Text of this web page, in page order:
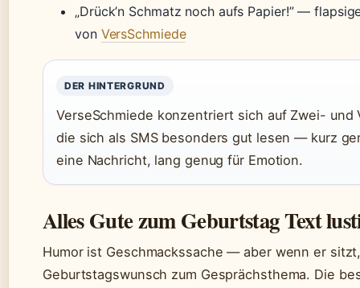
„Drück’n Schmatz noch aufs Papier!” —
von VersSchmiede
DER HINTERGRUND
VerseSchmiede konzentriert sich auf Zwei- und
die sich als SMS besonders gut lesen — kurz
eine Nachricht, lang genug für Emotion.
Alles Gute zum Geburtstag Text
Humor ist Geschmackssache — aber wenn er
Geburtstagswunsch zum Gesprächsthema. Die